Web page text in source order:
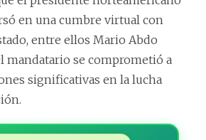
en una cumbre virtual con
entre ellos Mario Abdo
mandatario se comprometió a
significativas en la lucha